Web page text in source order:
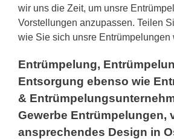
wir uns die Zeit, um unsre
Vorstellungen anzupassen. Teilen
wie Sie sich unsre Entrümpelungen
Entrümpelung,
Entsorgung ebenso wie
&
Gewerbe Entrümpelungen,
ansprechendes Design in